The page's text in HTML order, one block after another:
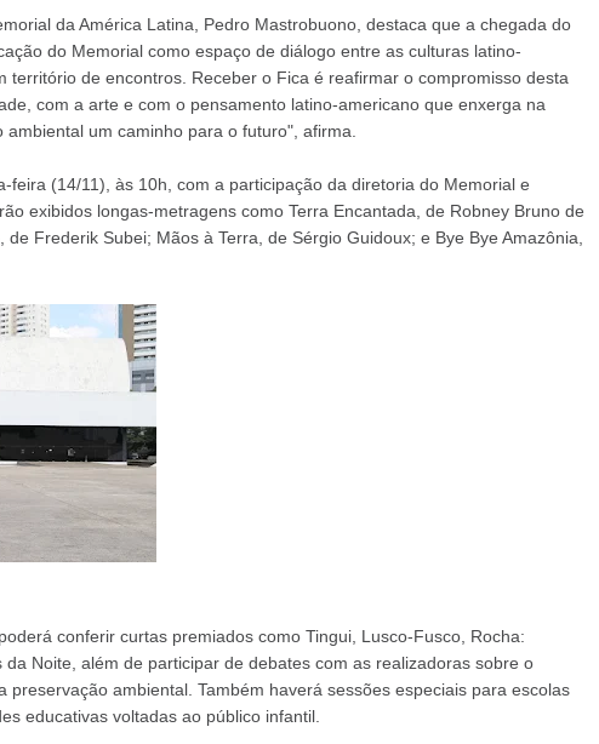
da América Latina, Pedro Mastrobuono, destaca que a chegada do
do Memorial como espaço de diálogo entre as culturas latino-
território de encontros. Receber o Fica é reafirmar o compromisso desta
com a arte e com o pensamento latino-americano que enxerga na
um caminho para o futuro", afirma.
feira (14/11), às 10h, com a participação da diretoria do Memorial e
exibidos longas-metragens como Terra Encantada, de Robney Bruno de
Frederik Subei; Mãos à Terra, de Sérgio Guidoux; e Bye Bye Amazônia,
conferir curtas premiados como Tingui, Lusco-Fusco, Rocha:
Noite, além de participar de debates com as realizadoras sobre o
preservação ambiental. Também haverá sessões especiais para escolas
educativas voltadas ao público infantil.